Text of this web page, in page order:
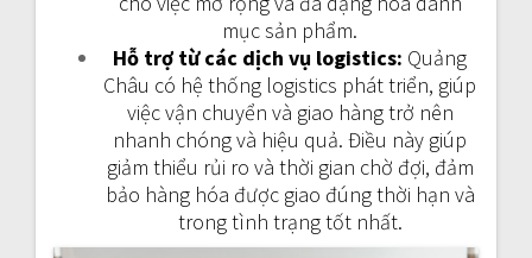
mục sản phẩm.
Hỗ trợ từ các dịch vụ logistics: Quảng
Châu có hệ thống logistics phát triển, giúp
việc vận chuyển và giao hàng trở nên
nhanh chóng và hiệu quả. Điều này giúp
giảm thiểu rủi ro và thời gian chờ đợi, đảm
bảo hàng hóa được giao đúng thời hạn và
trong tình trạng tốt nhất.